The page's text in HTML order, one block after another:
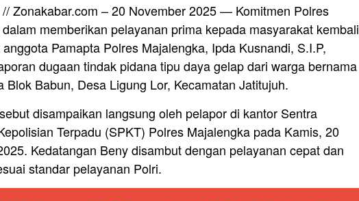
Zonakabar.com – 20 November 2025 — Komitmen Polres
memberikan pelayanan prima kepada masyarakat kembali
Pamapta Polres Majalengka, Ipda Kusnandi, S.I.P,
dugaan tindak pidana tipu daya gelap dari warga bernama
Blok Babun, Desa Ligung Lor, Kecamatan Jatitujuh.
disampaikan langsung oleh pelapor di kantor Sentra
Terpadu (SPKT) Polres Majalengka pada Kamis, 20
Kedatangan Beny disambut dengan pelayanan cepat dan
standar pelayanan Polri.